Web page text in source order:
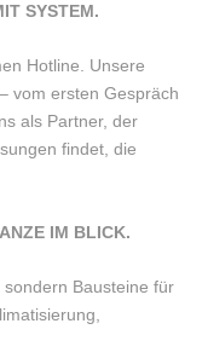
SYSTEM.
Hotline. Unsere
vom ersten Gespräch
als Partner, der
findet, die
IM BLICK.
Bausteine für